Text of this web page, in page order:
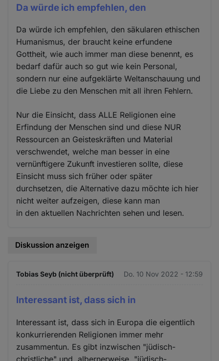
Da würde ich empfehlen, den
Da würde ich empfehlen, den säkularen ethischen
Humanismus, der braucht keine erfundene
Gottheit, wie auch immer man diese benennt, es
bedarf dafür auch so gut wie kein Personal,
sondern nur eine aufgeklärte Weltanschauung und
die Liebe zu den Menschen mit all ihren Fehlern.
Nur die Einsicht, dass ALLE Religionen eine
Erfindung der Menschen sind und diese NUR
Ressourcen an Geisteskräften und Material
verschwendet, welche man besser in eine
vernünftigere Zukunft investieren sollte, diese
Einsicht muss sich früher oder später
durchsetzen, die Alternative dazu möchte ich hier
nicht weiter aufzeigen, diese kann man
in den aktuellen Nachrichten sehen und lesen.
Diskussion anzeigen
Tobias Seyb (nicht überprüft) Do. 10 Nov 2022 - 12:59
Interessant ist, dass sich in
Interessant ist, dass sich in Europa die eigentlich
konkurrierenden Religionen immer mehr
zusammentun. Es gibt inzwischen "jüdisch-
christliche" und, albernerweise, "jüdisch-